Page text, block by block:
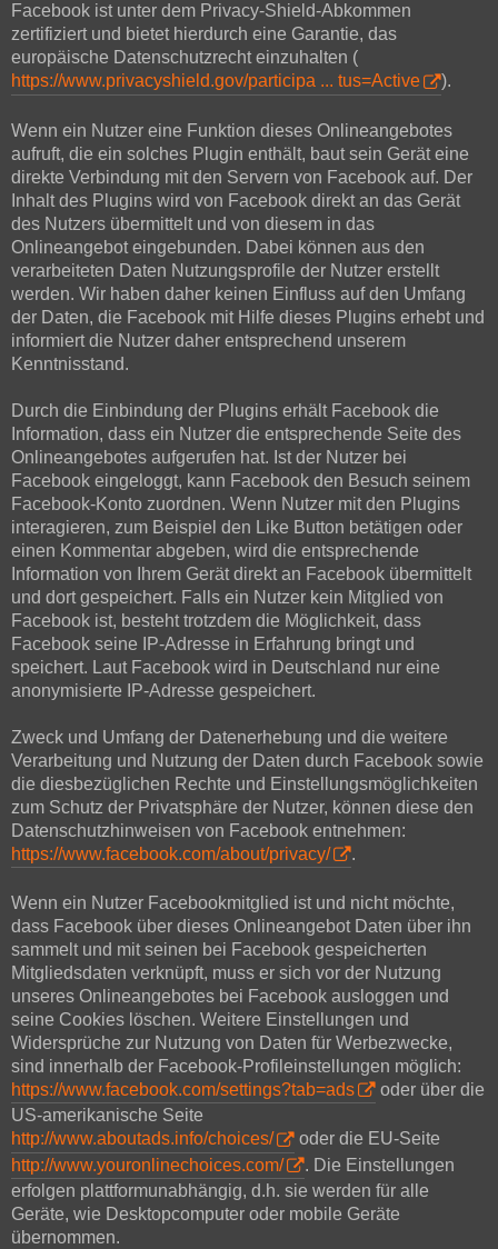
Facebook ist unter dem Privacy-Shield-Abkommen
zertifiziert und bietet hierdurch eine Garantie, das
europäische Datenschutzrecht einzuhalten (
https://www.privacyshield.gov/participa ... tus=Active
).
Wenn ein Nutzer eine Funktion dieses Onlineangebotes
aufruft, die ein solches Plugin enthält, baut sein Gerät eine
direkte Verbindung mit den Servern von Facebook auf. Der
Inhalt des Plugins wird von Facebook direkt an das Gerät
des Nutzers übermittelt und von diesem in das
Onlineangebot eingebunden. Dabei können aus den
verarbeiteten Daten Nutzungsprofile der Nutzer erstellt
werden. Wir haben daher keinen Einfluss auf den Umfang
der Daten, die Facebook mit Hilfe dieses Plugins erhebt und
informiert die Nutzer daher entsprechend unserem
Kenntnisstand.
Durch die Einbindung der Plugins erhält Facebook die
Information, dass ein Nutzer die entsprechende Seite des
Onlineangebotes aufgerufen hat. Ist der Nutzer bei
Facebook eingeloggt, kann Facebook den Besuch seinem
Facebook-Konto zuordnen. Wenn Nutzer mit den Plugins
interagieren, zum Beispiel den Like Button betätigen oder
einen Kommentar abgeben, wird die entsprechende
Information von Ihrem Gerät direkt an Facebook übermittelt
und dort gespeichert. Falls ein Nutzer kein Mitglied von
Facebook ist, besteht trotzdem die Möglichkeit, dass
Facebook seine IP-Adresse in Erfahrung bringt und
speichert. Laut Facebook wird in Deutschland nur eine
anonymisierte IP-Adresse gespeichert.
Zweck und Umfang der Datenerhebung und die weitere
Verarbeitung und Nutzung der Daten durch Facebook sowie
die diesbezüglichen Rechte und Einstellungsmöglichkeiten
zum Schutz der Privatsphäre der Nutzer, können diese den
Datenschutzhinweisen von Facebook entnehmen:
https://www.facebook.com/about/privacy/
.
Wenn ein Nutzer Facebookmitglied ist und nicht möchte,
dass Facebook über dieses Onlineangebot Daten über ihn
sammelt und mit seinen bei Facebook gespeicherten
Mitgliedsdaten verknüpft, muss er sich vor der Nutzung
unseres Onlineangebotes bei Facebook ausloggen und
seine Cookies löschen. Weitere Einstellungen und
Widersprüche zur Nutzung von Daten für Werbezwecke,
sind innerhalb der Facebook-Profileinstellungen möglich:
https://www.facebook.com/settings?tab=ads
oder über die
US-amerikanische Seite
http://www.aboutads.info/choices/
oder die EU-Seite
http://www.youronlinechoices.com/
. Die Einstellungen
erfolgen plattformunabhängig, d.h. sie werden für alle
Geräte, wie Desktopcomputer oder mobile Geräte
übernommen.